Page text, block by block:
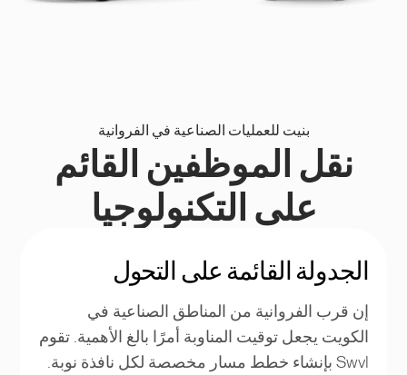
بنيت للعمليات الصناعية في الفروانية
نقل الموظفين القائم
على التكنولوجيا
الجدولة القائمة على التحول
إن قرب الفروانية من المناطق الصناعية في
الكويت يجعل توقيت المناوبة أمرًا بالغ الأهمية. تقوم
Swvl بإنشاء خطط مسار مخصصة لكل نافذة نوبة.